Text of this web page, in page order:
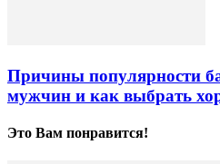
Причины популярности
мужчин и как выбрать
Это Вам понравится!